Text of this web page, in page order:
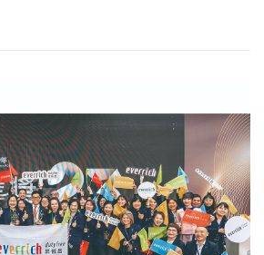
跑近三千名學員，從一桶金開始重拾自由